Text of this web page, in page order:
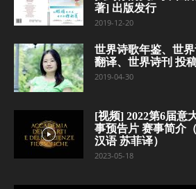
著] 出版发行
2019-12-20
世界诗歌年鉴、世
翻译、世界诗刊 投
2019-04-30
[视频] 2022第6届意
事预告片 赛事简介
汉语 苏菲译）
2023-05-18